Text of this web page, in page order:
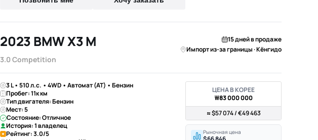
2023 BMW X3 M
3.0 Competition
15 дней в продаже
Импорт из-за границы · Кёнгидо
3 L • 510 л.с. • 4WD • Автомат (AT) • Бензин
Пробег: 11к км
Тип двигателя: Бензин
Мест: 5
Состояние: Отличное
История: 1 владелец
Рейтинг: 3.0/5
ЦЕНА В КОРЕЕ
₩83 000 000
≈ $57 074 / €49 463
Рыночная цена